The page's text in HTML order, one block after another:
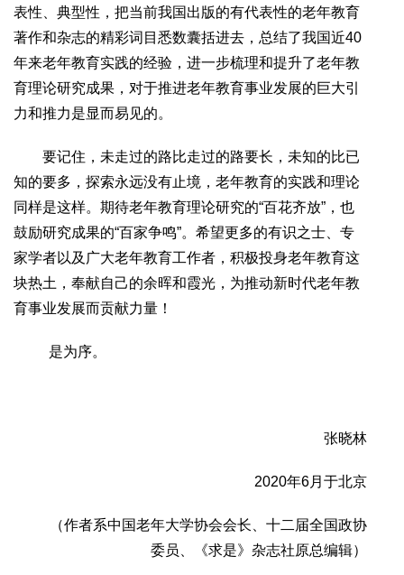
表性、典型性，把当前我国出版的有代表性的老年教育
著作和杂志的精彩词目悉数囊括进去，总结了我国近40
年来老年教育实践的经验，进一步梳理和提升了老年教
育理论研究成果，对于推进老年教育事业发展的巨大引
力和推力是显而易见的。
要记住，未走过的路比走过的路要长，未知的比已
知的要多，探索永远没有止境，老年教育的实践和理论
同样是这样。期待老年教育理论研究的“百花齐放”，也
鼓励研究成果的“百家争鸣”。希望更多的有识之士、专
家学者以及广大老年教育工作者，积极投身老年教育这
块热土，奉献自己的余晖和霞光，为推动新时代老年教
育事业发展而贡献力量！
是为序。
张晓林
2020年6月于北京
（作者系中国老年大学协会会长、十二届全国政协
委员、《求是》杂志社原总编辑）